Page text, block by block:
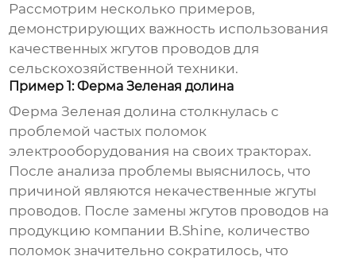
Рассмотрим несколько примеров,
демонстрирующих важность использования
качественныхжгутов проводов для
сельскохозяйственной техники.
Пример 1: Ферма Зеленая долина
Ферма Зеленая долина столкнулась с
проблемой частых поломок
электрооборудования на своих тракторах.
После анализа проблемы выяснилось, что
причиной являются некачественныежгуты
проводов. После заменыжгутов проводов на
продукцию компании B.Shine, количество
поломок значительно сократилось, что